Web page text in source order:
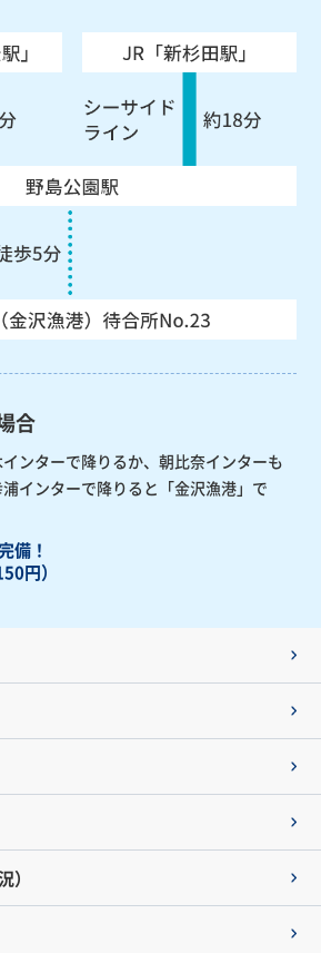
合
ンターで降りるか、朝比奈インターも
インターで降りると「金沢漁港」で
備！
円）
）